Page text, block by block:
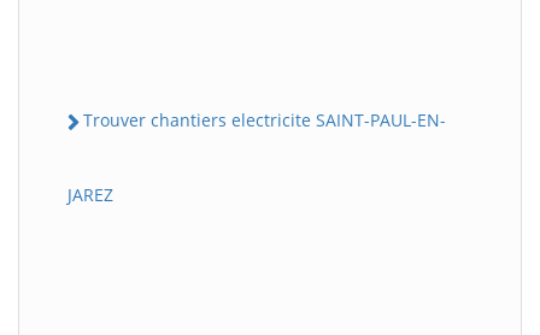
Trouver chantiers electricite SAINT-PAUL-EN-
JAREZ